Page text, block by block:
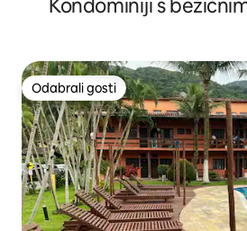
Kondominiji s
Odabrali gosti
Odabrali gosti